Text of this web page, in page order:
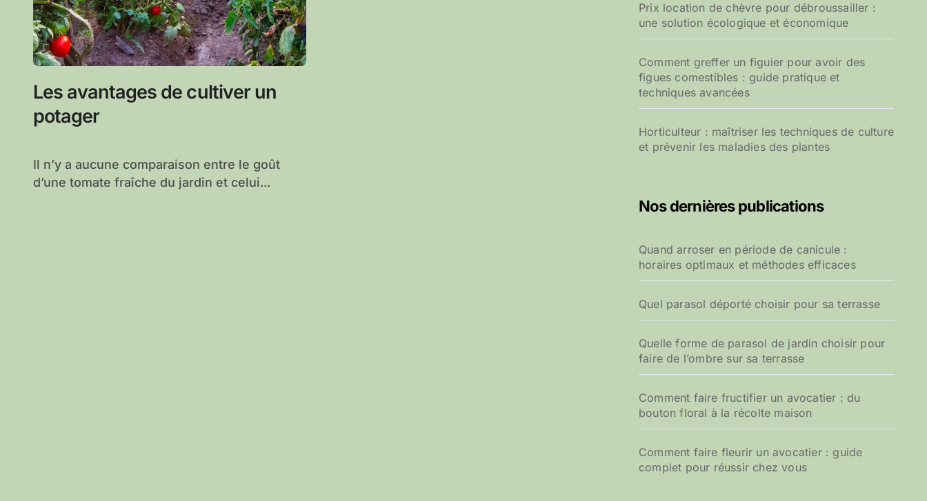
Les avantages de cultiver un
potager
Il n’y a aucune comparaison entre le goût
d’une tomate fraîche du jardin et celui...
Prix location de chèvre pour débroussailler :
une solution écologique et économique
Comment greffer un figuier pour avoir des
figues comestibles : guide pratique et
techniques avancées
Horticulteur : maîtriser les techniques de culture
et prévenir les maladies des plantes
Nos dernières publications
Quand arroser en période de canicule :
horaires optimaux et méthodes efficaces
Quel parasol déporté choisir pour sa terrasse
Quelle forme de parasol de jardin choisir pour
faire de l’ombre sur sa terrasse
Comment faire fructifier un avocatier : du
bouton floral à la récolte maison
Comment faire fleurir un avocatier : guide
complet pour réussir chez vous